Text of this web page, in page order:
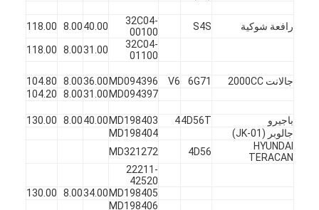
رافعة شوكية S4S
32C04-
00100
40.00
8.00
118.00
32C04-
01100
31.00
8.00
118.00
جالانت 2000CC 6G71
V6
MD094396
36.00
8.00
104.80
MD094397
31.00
8.00
104.20
باجيرو 4D56T
4
MD198403
40.00
8.00
130.00
جالوبر (JK-01)
MD198404
HYUNDAI
TERACAN
4D56
MD321272
22211-
42520
MD198405
34.00
8.00
130.00
MD198406